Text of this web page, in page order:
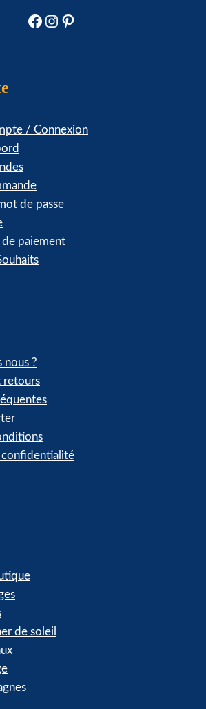
Facebook
Instagram
Pinterest
/ Connexion
de passe
paiement
nous ?
retours
confidentialité
de soleil